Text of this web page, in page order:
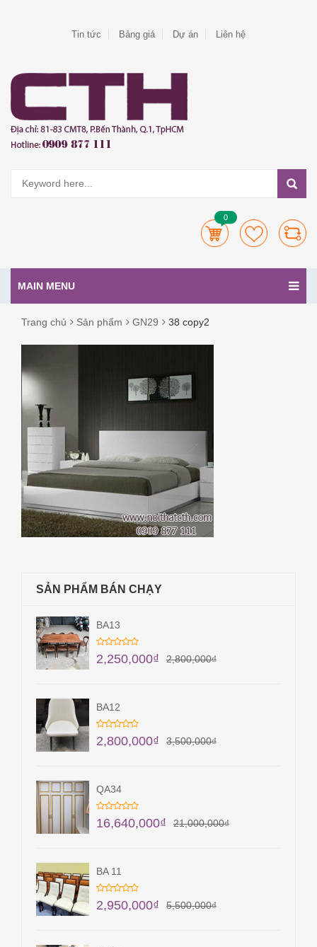
Tin tức Bảng giá Dự án Liên hệ
0
MAIN MENU
Trang chủ Sản phẩm GN29 38 copy2
COPY2
SẢN PHẨM BÁN CHẠY
BA13
2,800,000₫
2,250,000₫
BA12
3,500,000₫
2,800,000₫
QA34
21,000,000₫
16,640,000₫
BA 11
5,500,000₫
2,950,000₫